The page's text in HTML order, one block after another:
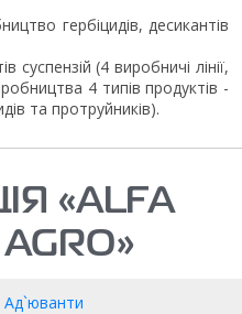
гербіцидів, десикантів
(4 виробничі лінії,
4 типів продуктів -
та протруйників).
«ALFA
Ад`юванти